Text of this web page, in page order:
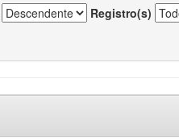
Registro(s)